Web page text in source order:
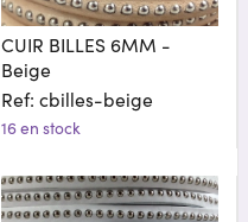
CUIR BILLES 6MM -
Beige
Ref: cbilles-beige
16 en stock